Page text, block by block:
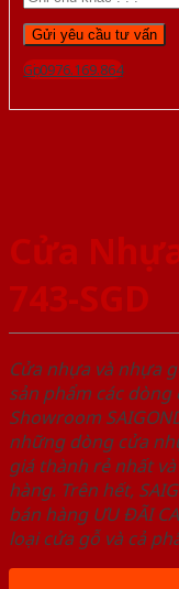
Gọi 0976.169.864
Cửa
743-SGD
Cửa nhựa và nhựa
sản phẩm các
Showroom
những dòng cửa
giá thành rẻ nhất
hàng. Trên hết,
bán hàng ƯU ĐÃI
loại cửa gỗ và cả